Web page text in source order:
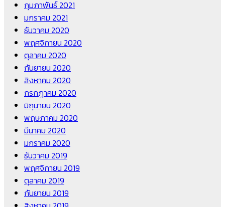
กุมภาพันธ์ 2021
มกราคม 2021
ธันวาคม 2020
พฤศจิกายน 2020
ตุลาคม 2020
กันยายน 2020
สิงหาคม 2020
กรกฎาคม 2020
มิถุนายน 2020
พฤษภาคม 2020
มีนาคม 2020
มกราคม 2020
ธันวาคม 2019
พฤศจิกายน 2019
ตุลาคม 2019
กันยายน 2019